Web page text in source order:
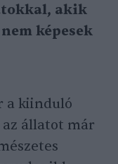
akik
képesek
a kiinduló
állatot már